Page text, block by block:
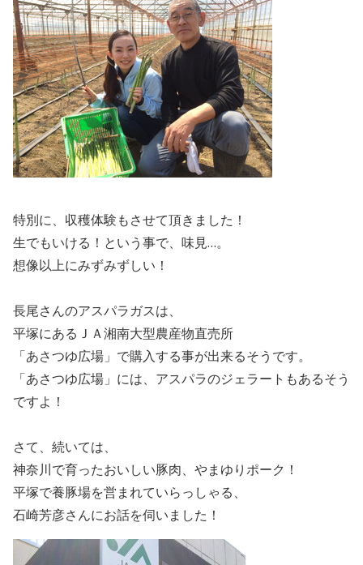
特別に、収穫体験もさせて頂きました！
生でもいける！という事で、味見…。
想像以上にみずみずしい！
長尾さんのアスパラガスは、
平塚にあるＪＡ湘南大型農産物直売所
「あさつゆ広場」で購入する事が出来るそうです。
「あさつゆ広場」には、アスパラのジェラートもあるそう
ですよ！
さて、続いては、
神奈川で育ったおいしい豚肉、やまゆりポーク！
平塚で養豚場を営まれていらっしゃる、
石崎芳彦さんにお話を伺いました！